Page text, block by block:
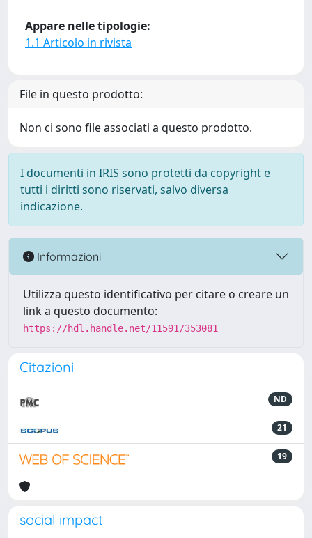
Appare nelle tipologie:
1.1 Articolo in rivista
File in questo prodotto:
Non ci sono file associati a questo prodotto.
I documenti in IRIS sono protetti da copyright e
tutti i diritti sono riservati, salvo diversa
indicazione.
Informazioni
Utilizza questo identificativo per citare o creare un
link a questo documento:
https://hdl.handle.net/11591/353081
Citazioni
ND
21
19
social impact